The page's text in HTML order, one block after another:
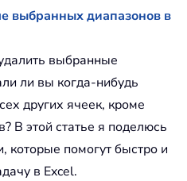
выбранных диапазонов в
выбранные
ли вы когда-нибудь
других ячеек, кроме
В этой статье я поделюсь
которые помогут быстро и
в Excel.